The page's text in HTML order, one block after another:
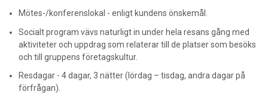
Mötes-/konferenslokal - enligt kundens önskemål.
Socialt program vävs naturligt in under hela resans gång med
aktiviteter och uppdrag som relaterar till de platser som besöks
och till gruppens företagskultur.
Resdagar - 4 dagar, 3 nätter (lördag – tisdag, andra dagar på
förfrågan).